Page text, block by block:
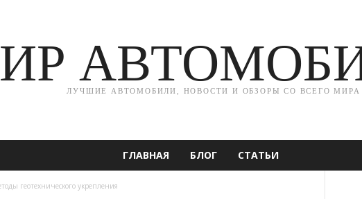
ЛУЧШИЕ АВТОМОБИЛИ, НОВОСТИ И ОБЗОРЫ СО ВСЕГО МИРА
ГЛАВНАЯ БЛОГ СТАТЬИ
геотехнического укрепления